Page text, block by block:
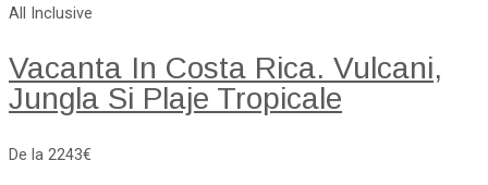
All Inclusive
Vacanta In Costa Rica. Vulcani,
Jungla Si Plaje Tropicale
De la 2243€